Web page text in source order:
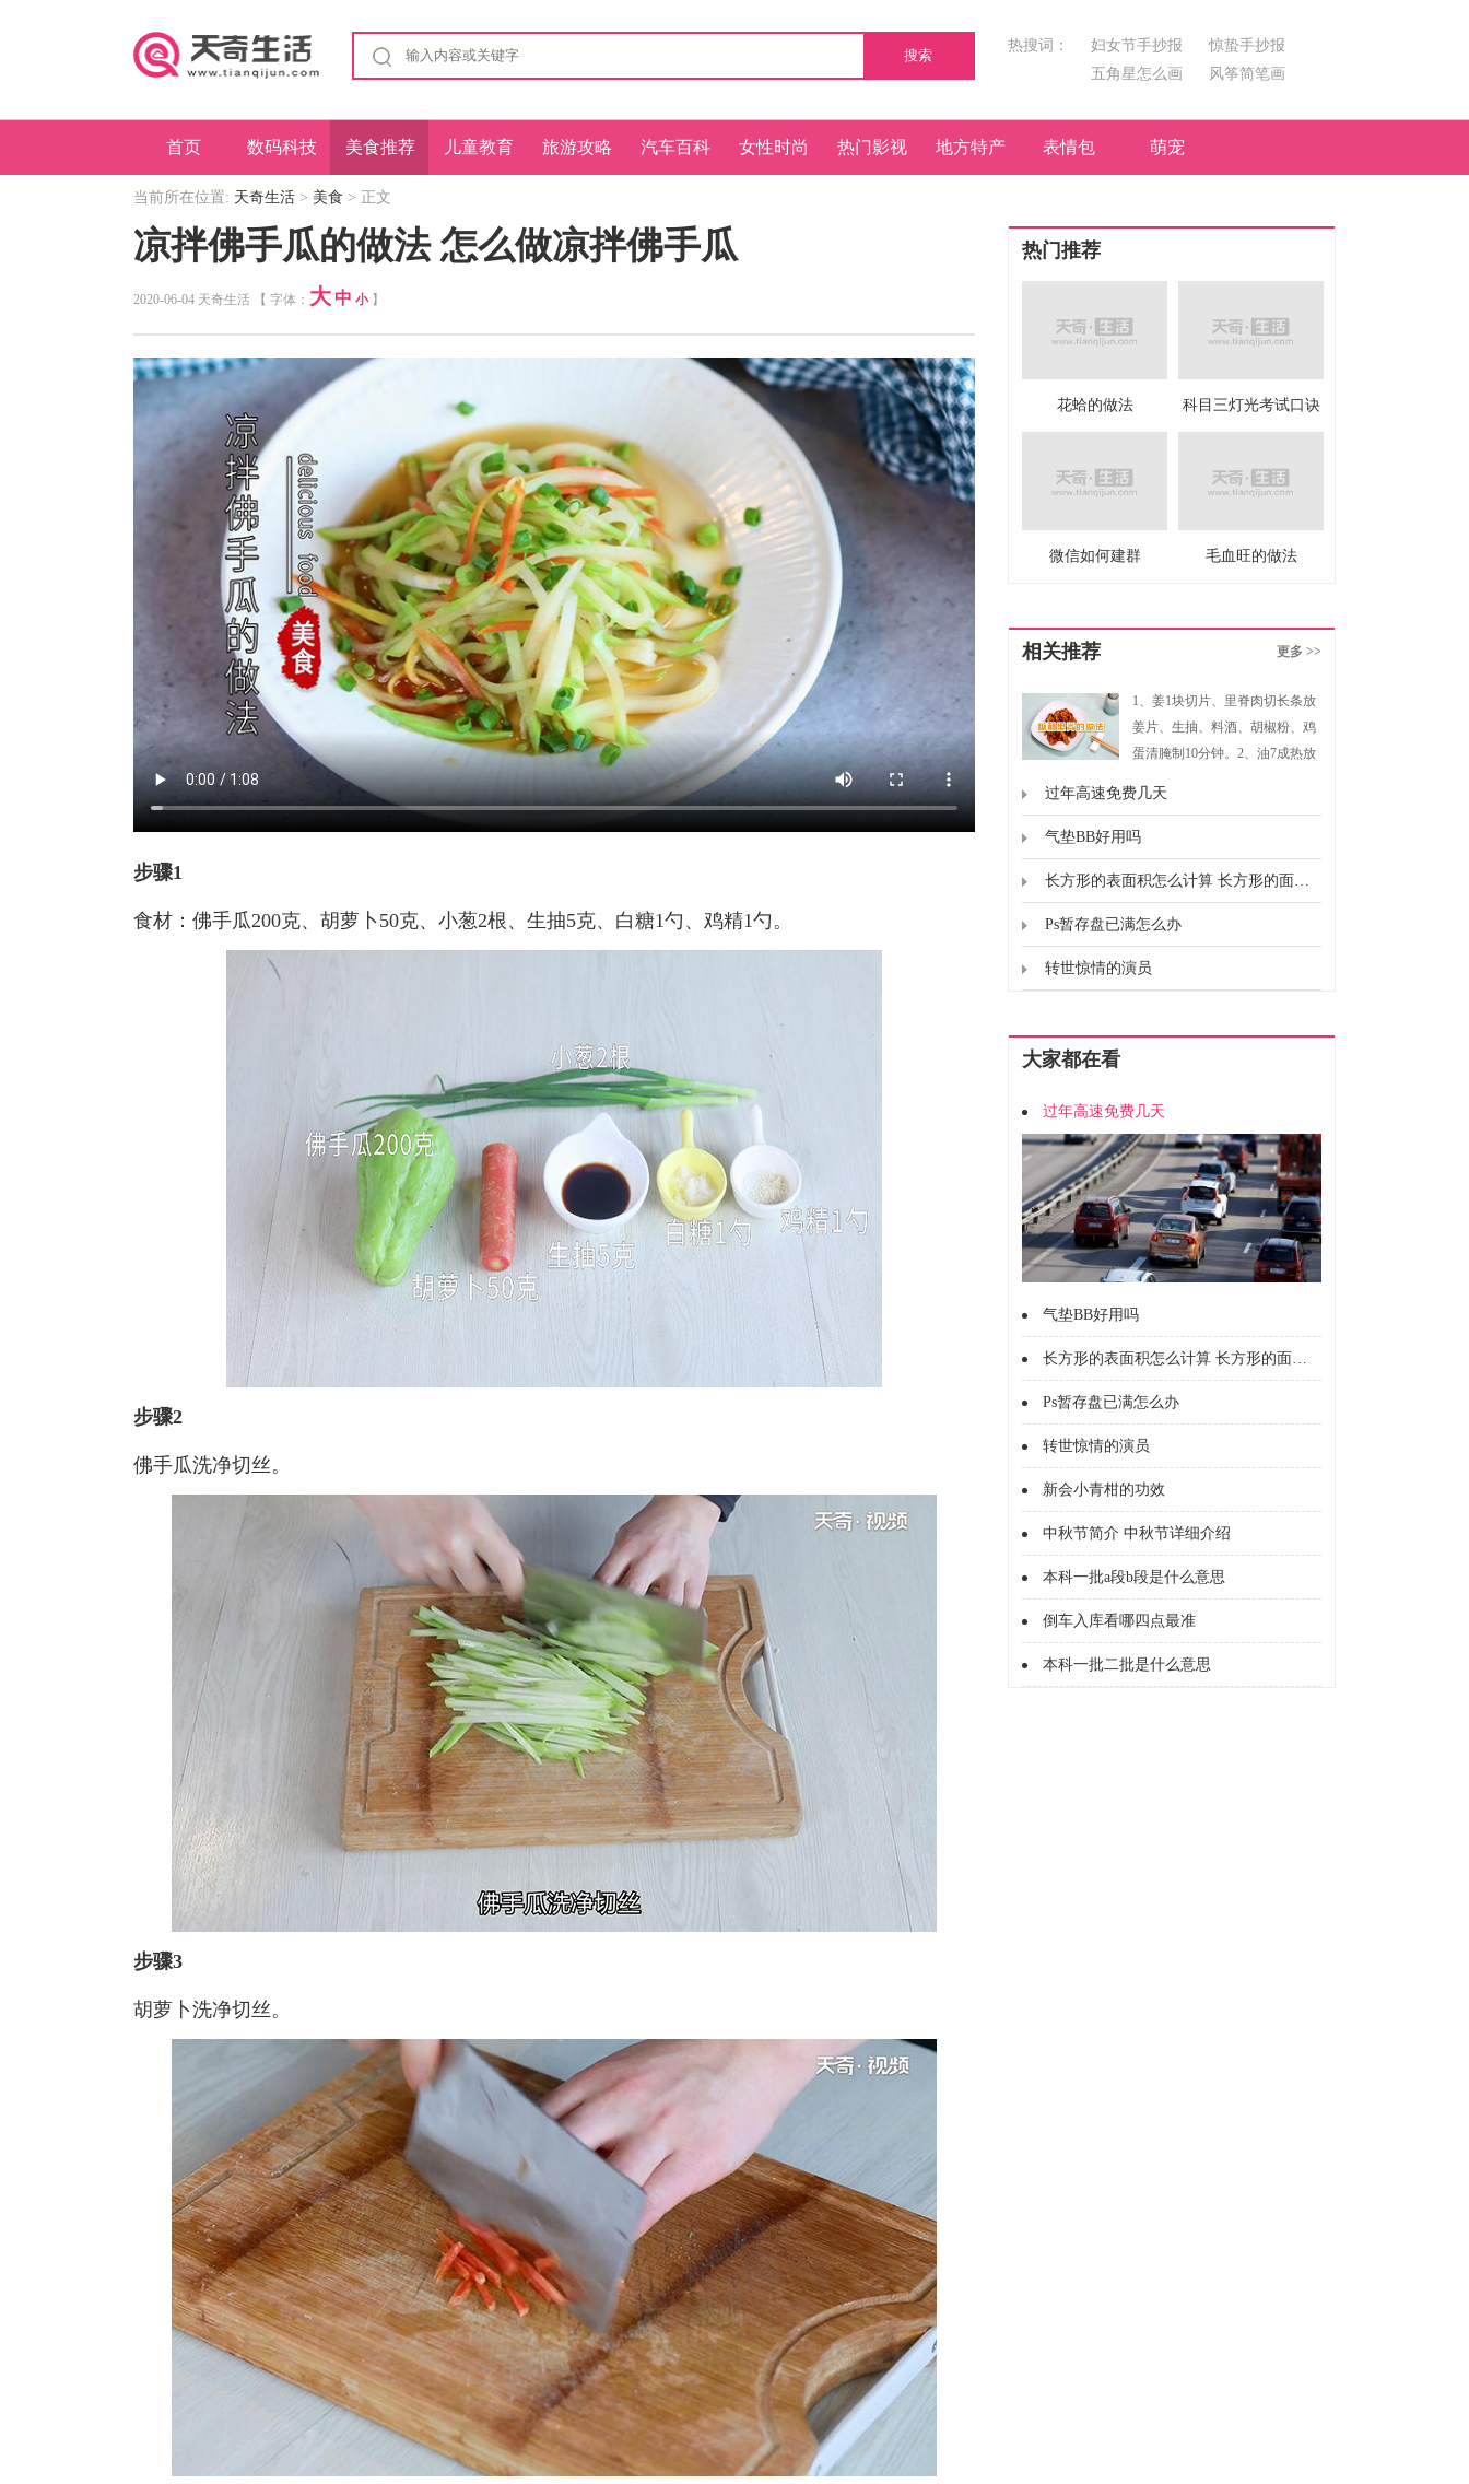
搜索
热搜词： 妇女节手抄报
惊蛰手抄报
五角星怎么画
风筝简笔画
首页 数码科技 美食推荐 儿童教育 旅游攻略 汽车百科 女性时尚 热门影视 地方特产 表情包 萌宠
当前所在位置: 天奇生活 > 美食 > 正文
凉拌佛手瓜的做法 怎么做凉拌佛手瓜
2020-06-04 天奇生活 【 字体： 大 中 小】
步骤1
食材：佛手瓜200克、胡萝卜50克、小葱2根、生抽5克、白糖1勺、鸡精1勺。
步骤2
佛手瓜洗净切丝。
步骤3
胡萝卜洗净切丝。
热门推荐
花蛤的做法 科目三灯光考试口诀
微信如何建群 毛血旺的做法
相关推荐 更多 >>
1、姜1块切片、里脊肉切长条放
姜片、生抽、料酒、胡椒粉、鸡
蛋清腌制10分钟。2、油7成热放
适量水淀粉收汁，放炸好的里脊
肉翻炒几下，均匀裹上汁盛出即
可。
过年高速免费几天
气垫BB好用吗
长方形的表面积怎么计算 长方形的面积怎么计算的
Ps暂存盘已满怎么办
转世惊情的演员
大家都在看
过年高速免费几天
气垫BB好用吗
长方形的表面积怎么计算 长方形的面积怎么计算的
Ps暂存盘已满怎么办
转世惊情的演员
新会小青柑的功效
中秋节简介 中秋节详细介绍
本科一批a段b段是什么意思
倒车入库看哪四点最准
本科一批二批是什么意思